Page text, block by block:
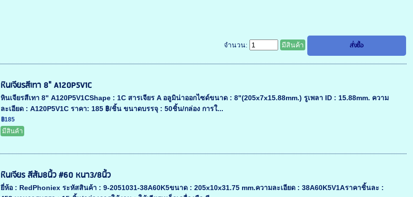
จำนวน: มีสินค้า
หินเจียรสีเทา 8" A120P5V1C
หินเจียรสีเทา 8" A120P5V1CShape : 1C สารเจียร A อลูมิน่าออกไซด์ขนาด : 8"(205x7x15.88mm.) รูเพลา ID : 15.88mm. ความ
ละเอียด : A120P5V1C ราคา: 185 ฿/ชิ้น ขนาดบรรจุ : 50ชิ้น/กล่อง การใ...
฿185
มีสินค้า
หินเจียร สีส้ม8นิ้ว #60 หนา3/8นิ้ว
ยี่ห้อ : RedPhoniex ระหัสสินค้า : 9-2051031-38A60K5ขนาด : 205x10x31.75 mm.ความละเอียด : 38A60K5V1Aราคาชิ้นละ :